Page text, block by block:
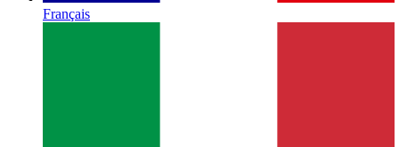
Français